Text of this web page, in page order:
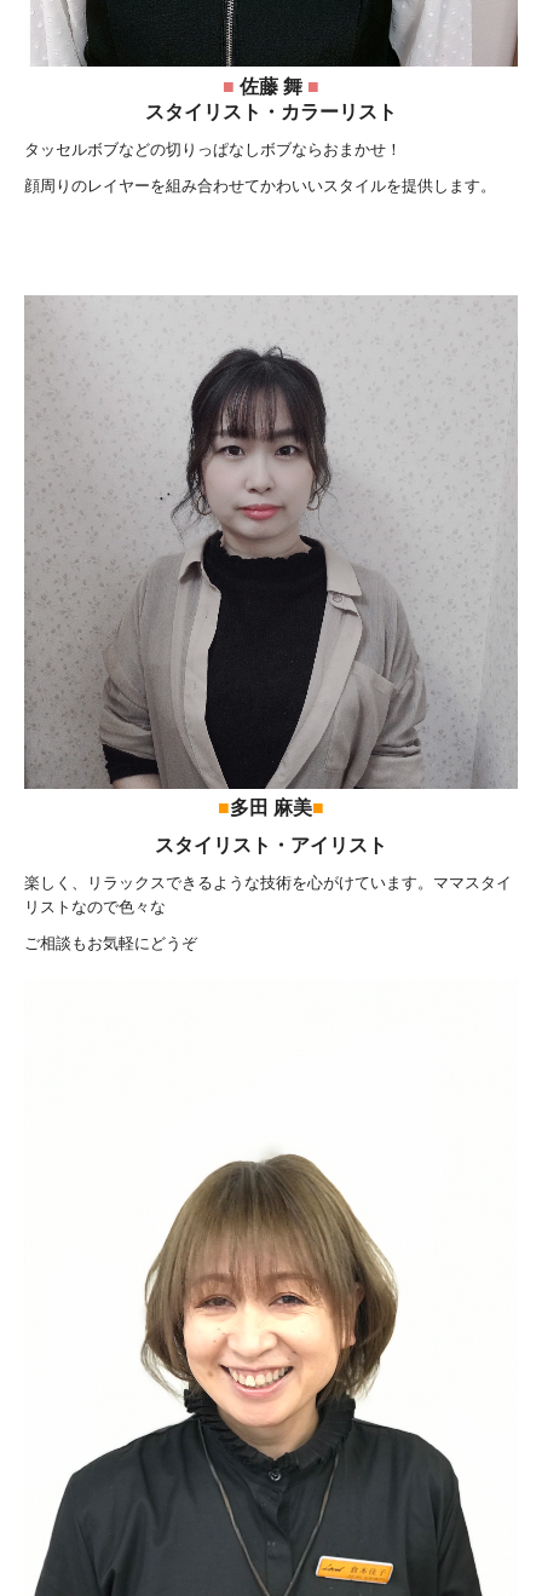
■ 佐藤 舞 ■
スタイリスト・カラーリスト
タッセルボブなどの切りっぱなしボブならおまかせ！
顔周りのレイヤーを組み合わせてかわいいスタイルを提供します。
■多田 麻美■
スタイリスト・アイリスト
楽しく、リラックスできるような技術を心がけています。ママスタイ
リストなので色々な
ご相談もお気軽にどうぞ